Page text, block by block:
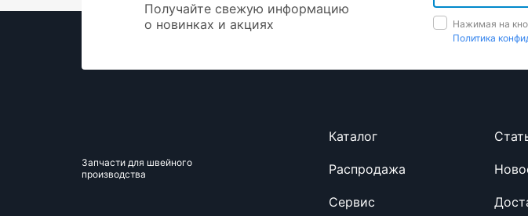
Получайте свежую информацию
о новинках и акциях
Нажимая на
Политика
Запчасти для швейного
производства
Каталог
Распродажа
Сервис